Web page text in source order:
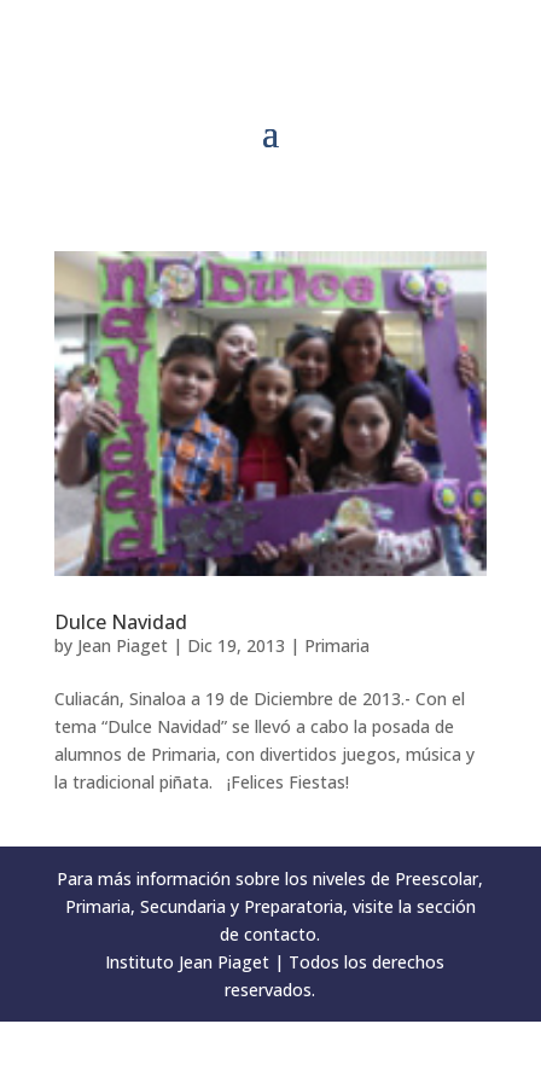
Dulce Navidad
by Jean Piaget| Dic 19, 2013 | Primaria
Culiacán, Sinaloa a 19 de Diciembre de 2013.- Con el
tema “Dulce Navidad” se llevó a cabo la posada de
alumnos de Primaria, con divertidos juegos, música y
la tradicional piñata. ¡Felices Fiestas!
Para más información sobre los niveles de Preescolar,
Primaria, Secundaria y Preparatoria, visite la sección
de contacto.
Instituto Jean Piaget | Todos los derechos
reservados.